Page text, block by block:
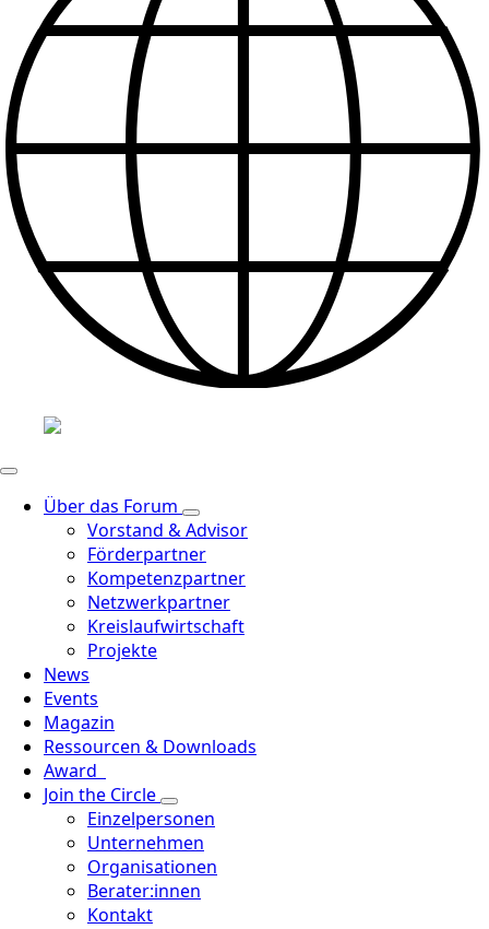
Über das Forum
Vorstand & Advisor
Förderpartner
Kompetenzpartner
Netzwerkpartner
Kreislaufwirtschaft
Projekte
News
Events
Magazin
Ressourcen & Downloads
Award
Join the Circle
Einzelpersonen
Unternehmen
Organisationen
Berater:innen
Kontakt